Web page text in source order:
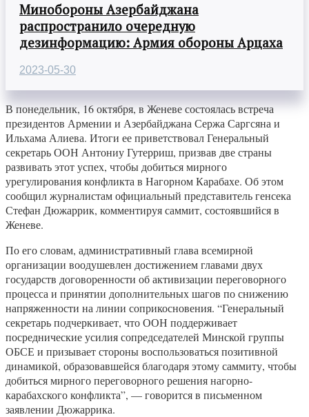
Минобороны Азербайджана
распространило очередную
дезинформацию: Армия обороны Арцаха
2023-05-30
В понедельник, 16 октября, в Женеве состоялась встреча
президентов Армении и Азербайджана Сержа Саргсяна и
Ильхама Алиева. Итоги ее приветствовал Генеральный
секретарь ООН Антониу Гутерриш, призвав две страны
развивать этот успех, чтобы добиться мирного
урегулирования конфликта в Нагорном Карабахе. Об этом
сообщил журналистам официальный представитель генсека
Стефан Дюжаррик, комментируя саммит, состоявшийся в
Женеве.
По его словам, административный глава всемирной
организации воодушевлен достижением главами двух
государств договоренности об активизации переговорного
процесса и принятии дополнительных шагов по снижению
напряженности на линии соприкосновения. “Генеральный
секретарь подчеркивает, что ООН поддерживает
посреднические усилия сопредседателей Минской группы
ОБСЕ и призывает стороны воспользоваться позитивной
динамикой, образовавшейся благодаря этому саммиту, чтобы
добиться мирного переговорного решения нагорно-
карабахского конфликта”, — говорится в письменном
заявлении Дюжаррика.